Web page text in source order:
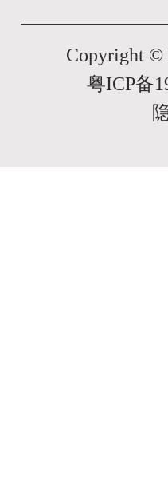
Copyright
粤ICP备